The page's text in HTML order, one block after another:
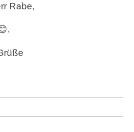
Rabe,